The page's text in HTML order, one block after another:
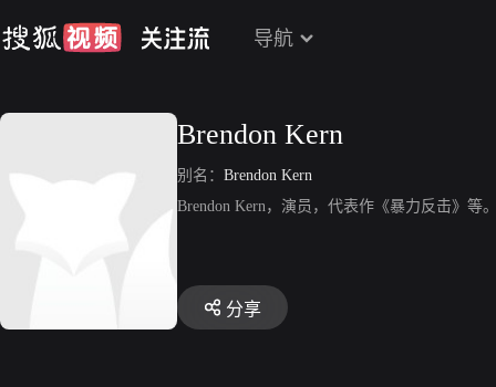
导航
Brendon Kern
别名： Brendon Kern
Brendon Kern，演员，代表作《暴力反击》等
分享